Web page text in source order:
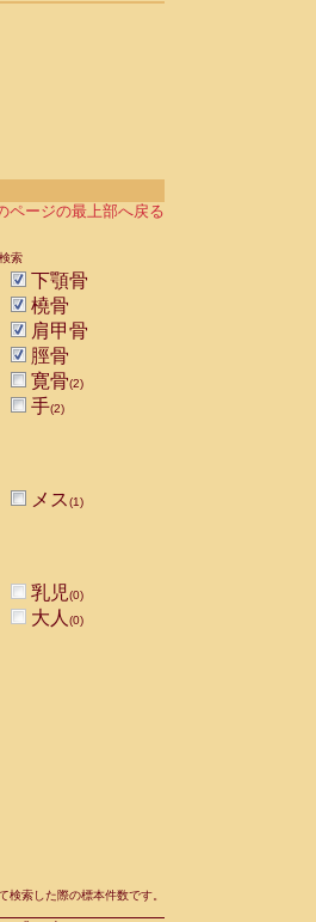
ページの最上部へ戻る
索
下顎骨
橈骨
肩甲骨
脛骨
寛骨(2)
手(2)
メス(1)
乳児(0)
大人 (0)
索した際の標本件数です。